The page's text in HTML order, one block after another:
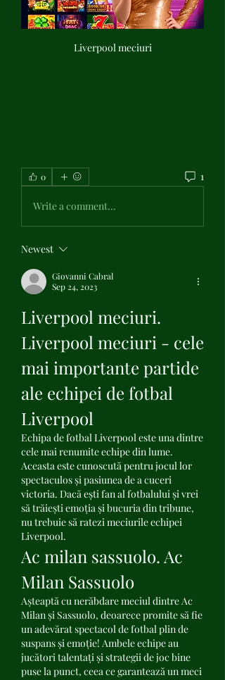
Liverpool meciuri
0 1
Write a comment...
Newest
Giovanni Cabral
Sep 24, 2023
Liverpool meciuri.
Liverpool meciuri - cele
mai importante partide
ale echipei de fotbal
Liverpool
Echipa de fotbal Liverpool este una dintre
cele mai renumite echipe din lume.
Aceasta este cunoscută pentru jocul lor
spectaculos și pasiunea de a cuceri
victoria. Dacă ești fan al fotbalului și vrei
să trăiești emoția și bucuria din tribune,
nu trebuie să ratezi meciurile echipei
Liverpool.
Ac milan sassuolo. Ac
Milan Sassuolo
Așteaptă cu nerăbdare meciul dintre Ac
Milan și Sassuolo, deoarece promite să fie
un adevărat spectacol de fotbal plin de
suspans și emoție! Ambele echipe au
jucători talentați și strategii de joc bine
puse la punct, ceea ce garantează un meci